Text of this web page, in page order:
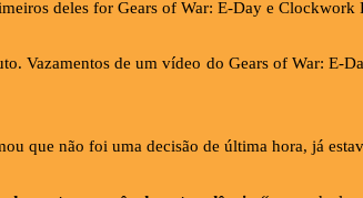
deles for Gears of War: E-Day e Clockwork
Vazamentos de um vídeo do Gears of War: E-
que não foi uma decisão de última hora, já